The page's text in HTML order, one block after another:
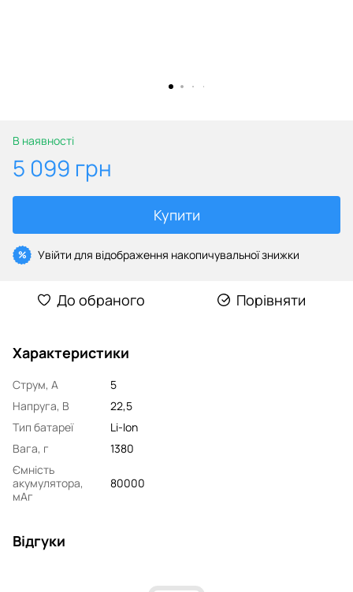
В наявності
5 099 грн
Купити
% Увійти для відображення накопичувальної знижки
До обраного Порівняти
Характеристики
Струм, А
5
Напруга, В
22,5
Тип батареї
Li-Ion
Вага, г
1380
Ємність
акумулятора,
мАг
80000
Відгуки